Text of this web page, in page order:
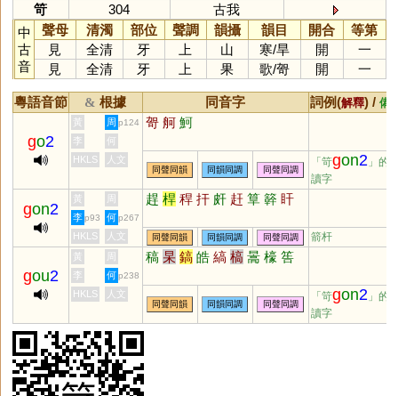
笴
304
古我
中
古
音
聲母 清濁 部位 聲調 韻攝 韻目 開合
等第
見
全清 牙 上 山 寒/旱 開
一
見
全清 牙 上 果 歌/哿 開 一
粵語音節 & 根據 同音字 詞例(解釋) / 備
go2
黃 周 p124 哿 舸 魺
李
何
HKLS
人文
同聲同韻 同韻同調 同聲同調
「笴gon2 」的
讀字
gon2
黃 周 趕 桿 稈 扞 皯 赶 筸 簳 盰
李 p93 何 p267
HKLS 人文 同聲同韻 同韻同調 同聲同調 箭杆
gou2
黃 周 稿 杲 鎬 皓 縞 槁 暠 檺 筶
李 何 p238
HKLS 人文
同聲同韻 同韻同調 同聲同調
「笴gon2 」的
讀字